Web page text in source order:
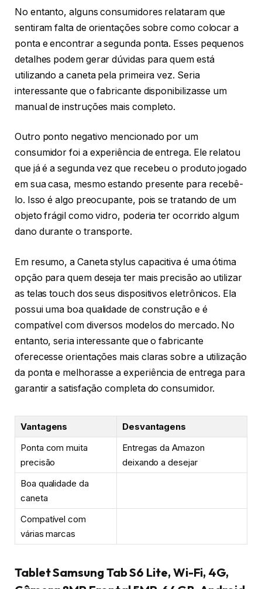
No entanto, alguns consumidores relataram que
sentiram falta de orientações sobre como colocar a
ponta e encontrar a segunda ponta. Esses pequenos
detalhes podem gerar dúvidas para quem está
utilizando a caneta pela primeira vez. Seria
interessante que o fabricante disponibilizasse um
manual de instruções mais completo.
Outro ponto negativo mencionado por um
consumidor foi a experiência de entrega. Ele relatou
que já é a segunda vez que recebeu o produto jogado
em sua casa, mesmo estando presente para recebê-
lo. Isso é algo preocupante, pois se tratando de um
objeto frágil como vidro, poderia ter ocorrido algum
dano durante o transporte.
Em resumo, a Caneta stylus capacitiva é uma ótima
opção para quem deseja ter mais precisão ao utilizar
as telas touch dos seus dispositivos eletrônicos. Ela
possui uma boa qualidade de construção e é
compatível com diversos modelos do mercado. No
entanto, seria interessante que o fabricante
oferecesse orientações mais claras sobre a utilização
da ponta e melhorasse a experiência de entrega para
garantir a satisfação completa do consumidor.
Vantagens
Desvantagens
Ponta com muita
precisão
Entregas da Amazon
deixando a desejar
Boa qualidade da
caneta
Compatível com
várias marcas
Tablet Samsung Tab S6 Lite, Wi-Fi, 4G,